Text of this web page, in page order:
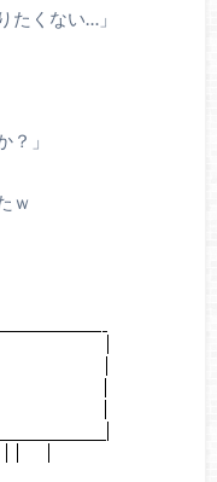
くない…」
」
ｗ